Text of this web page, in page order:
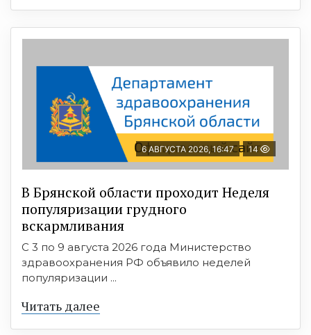
6 АВГУСТА 2026, 16:47 14
В Брянской области проходит Неделя
популяризации грудного
вскармливания
С 3 по 9 августа 2026 года Министерство
здравоохранения РФ объявило неделей
популяризации ...
Читать далее